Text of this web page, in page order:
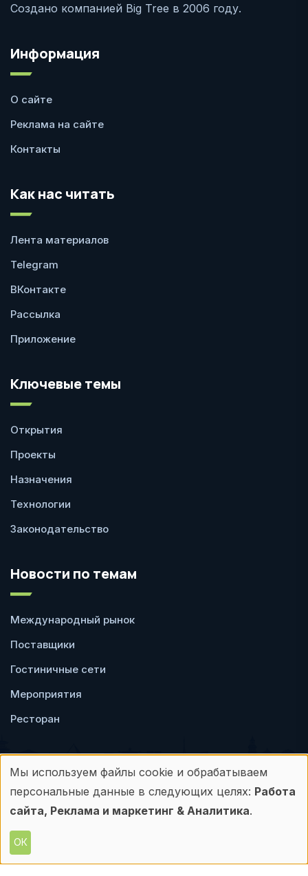
Создано компанией Big Tree в 2006 году.
Информация
О сайте
Реклама на сайте
Контакты
Как нас читать
Лента материалов
Telegram
ВКонтакте
Рассылка
Приложение
Ключевые темы
Открытия
Проекты
Назначения
Технологии
Законодательство
Новости по темам
Международный рынок
Поставщики
Гостиничные сети
Мероприятия
Ресторан
Пользовательское
соглашение
Политика
конфиденциальности
Любое использование материалов с данного
Использование
персональных
данных
и
Мы используем файлы cookie и обрабатываем
персональные данные в следующих целях: Работа
сайта, Реклама и маркетинг & Аналитика.
ОК